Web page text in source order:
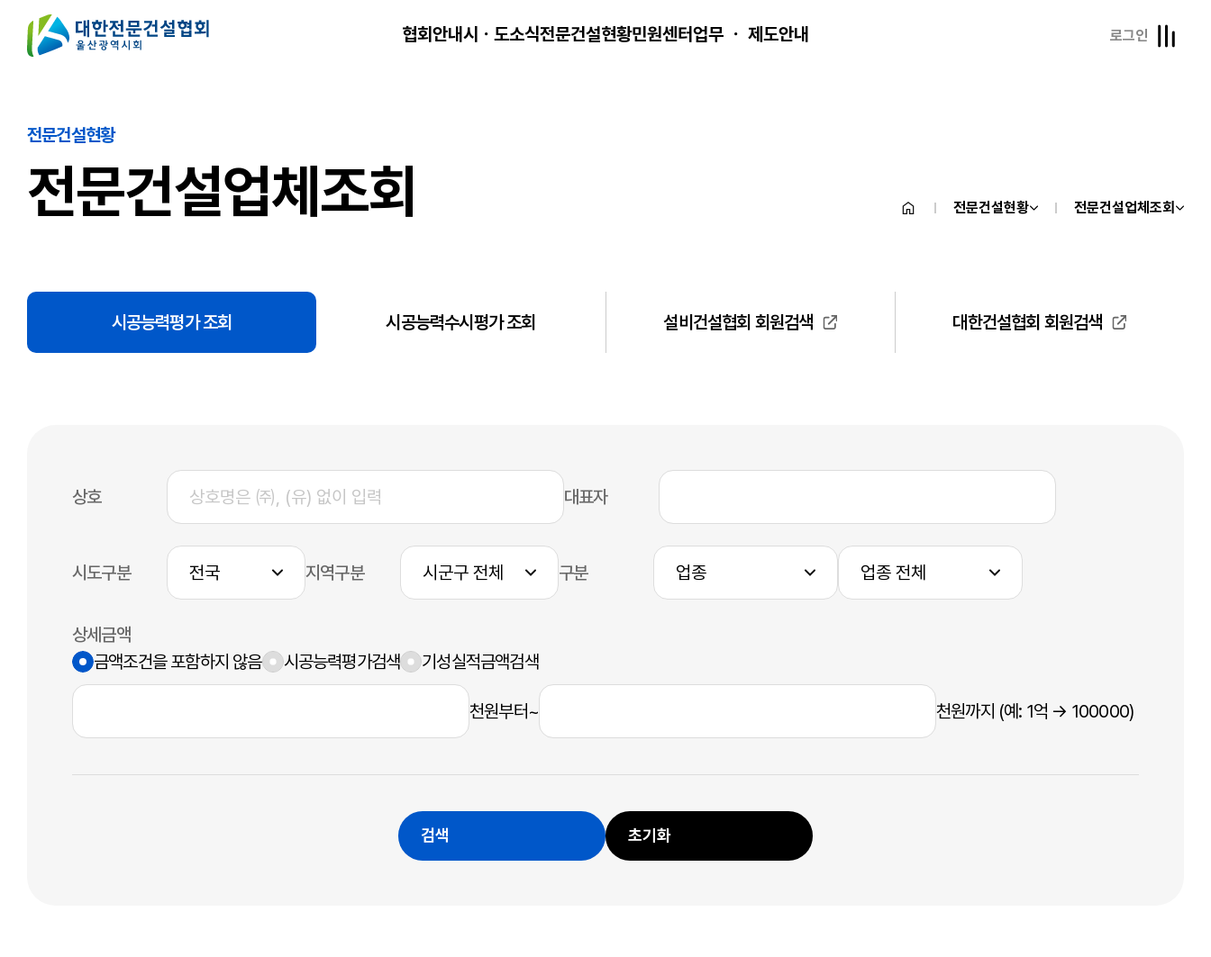
협회안내시ㆍ도소식전문건설현황민원센터업무 ㆍ 제도안내 로그인
전문건설현황
전문건설업체조회 전문건설현황 전문건설업체조회
시공능력평가 조회 시공능력수시평가 조회 설비건설협회 회원검색 대한건설협회 회원검색
상호 대표자
시도구분 지역구분 구분
상세금액
금액조건을 포함하지 않음
시공능력평가검색 기성실적금액검색
천원부터~ 천원까지 (예: 1억 → 100000)
검색 초기화